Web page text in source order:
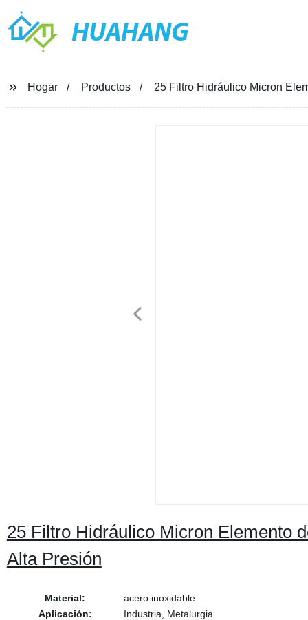
HUAHANG
Hogar Productos 25 Filtro Hidráulico Micron
25 Filtro Hidráulico Micron Elemento
Alta Presión
Material:
acero inoxidable
Aplicación:
Industria, Metalurgia